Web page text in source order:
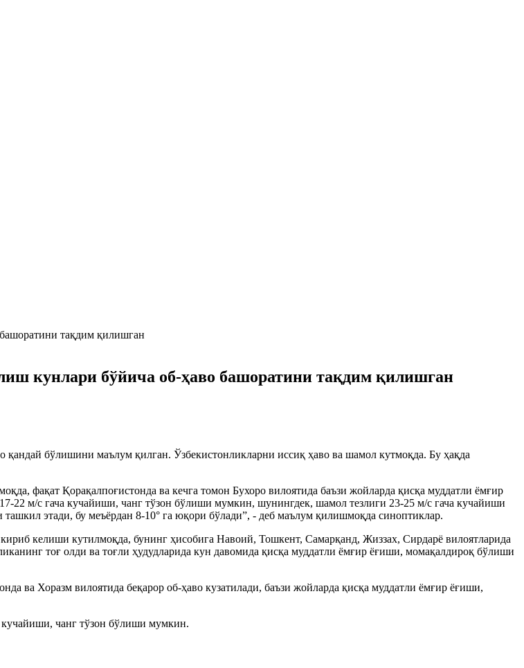
кунлари бўйича об-ҳаво башоратини тақдим қилишган
қандай бўлишини маълум қилган. Ўзбекистонликларни иссиқ ҳаво ва шамол кутмоқда. Бу ҳақда
фақат Қорақалпоғистонда ва кечга томон Бухоро вилоятида баъзи жойларда қисқа муддатли ёмғир
м/с гача кучайиши, чанг тўзон бўлиши мумкин, шунингдек, шамол тезлиги 23-25 м/с гача кучайиши
этади, бу меъёрдан 8-10° га юқори бўлади”, - деб маълум қилишмоқда синоптиклар.
келиши кутилмоқда, бунинг ҳисобига Навоий, Тошкент, Самарқанд, Жиззах, Сирдарё вилоятларида
тоғ олди ва тоғли ҳудудларида кун давомида қисқа муддатли ёмғир ёғиши, момақалдироқ бўлиши
ва Хоразм вилоятида беқарор об-ҳаво кузатилади, баъзи жойларда қисқа муддатли ёмғир ёғиши,
чанг тўзон бўлиши мумкин.